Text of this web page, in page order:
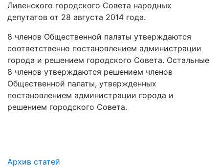
Ливенского городского Совета народных
депутатов от 28 августа 2014 года.
8 членов Общественной палаты утверждаются
соответственно постановлением администрации
города и решением городского Совета. Остальные
8 членов утверждаются решением членов
Общественной палаты, утвержденных
постановлением администрации города и
решением городского Совета.
Архив статей